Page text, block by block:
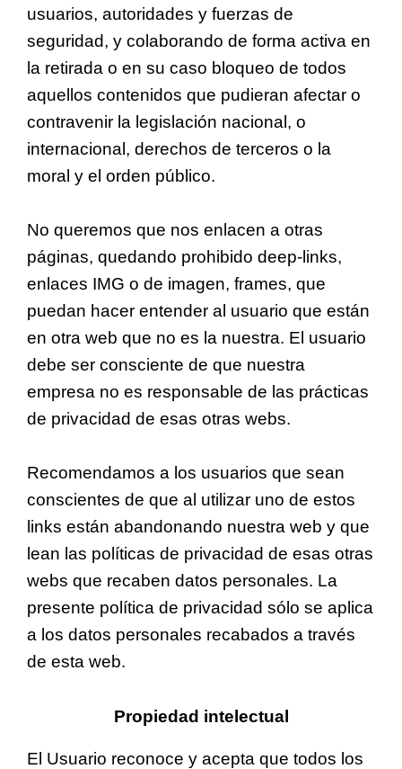
usuarios, autoridades y fuerzas de
seguridad, y colaborando de forma activa en
la retirada o en su caso bloqueo de todos
aquellos contenidos que pudieran afectar o
contravenir la legislación nacional, o
internacional, derechos de terceros o la
moral y el orden público.
No queremos que nos enlacen a otras
páginas, quedando prohibido deep-links,
enlaces IMG o de imagen, frames, que
puedan hacer entender al usuario que están
en otra web que no es la nuestra. El usuario
debe ser consciente de que nuestra
empresa no es responsable de las prácticas
de privacidad de esas otras webs.
Recomendamos a los usuarios que sean
conscientes de que al utilizar uno de estos
links están abandonando nuestra web y que
lean las políticas de privacidad de esas otras
webs que recaben datos personales. La
presente política de privacidad sólo se aplica
a los datos personales recabados a través
de esta web.
Propiedad intelectual
El Usuario reconoce y acepta que todos los